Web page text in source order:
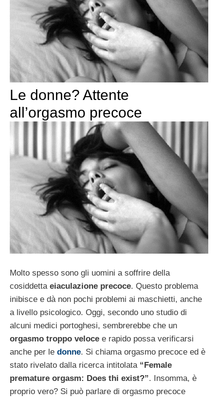
Le donne? Attente
all’orgasmo precoce
Molto spesso sono gli uomini a soffrire della
cosiddetta eiaculazione precoce. Questo problema
inibisce e dà non pochi problemi ai maschietti, anche
a livello psicologico. Oggi, secondo uno studio di
alcuni medici portoghesi, sembrerebbe che un
orgasmo troppo veloce e rapido possa verificarsi
anche per le donne. Si chiama orgasmo precoce ed è
stato rivelato dalla ricerca intitolata “Female
premature orgasm: Does thi exist?”. Insomma, è
proprio vero? Si può parlare di orgasmo precoce